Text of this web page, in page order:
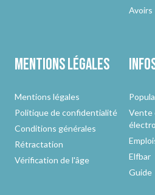
Avoirs
Mentions légales
Mentions légales
Politique de confidentialité
Conditions générales
Rétractation
Vérification de l'âge
Vente
Elfbar
Guide